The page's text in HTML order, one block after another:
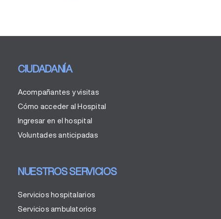
CIUDADANÍA
Acompañantes y visitas
Cómo acceder al Hospital
Ingresar en el hospital
Voluntades anticipadas
NUESTROS SERVICIOS
Servicios hospitalarios
Servicios ambulatorios